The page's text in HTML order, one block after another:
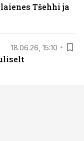
Tšehhi ja
18.06.26, 15:10